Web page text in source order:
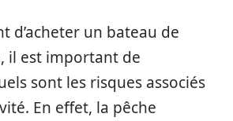
d’acheter un bateau de
il est important de
sont les risques associés
En effet, la pêche